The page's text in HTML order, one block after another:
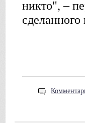
никто", –
сделанного